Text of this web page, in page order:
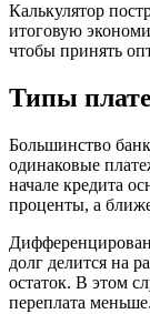
Калькулятор
итоговую
чтобы принять
Типы
Большинство
одинаковые
начале кредита
проценты, а
долг делится на
остаток. В этом
переплата меньше.